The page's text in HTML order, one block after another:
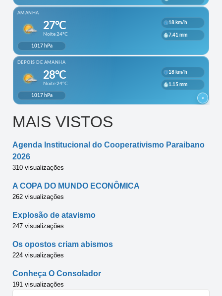
MAIS VISTOS
Agenda Institucional do Cooperativismo Paraibano
2026
310 visualizações
A COPA DO MUNDO ECONÔMICA
262 visualizações
Explosão de atavismo
247 visualizações
Os opostos criam abismos
224 visualizações
Conheça O Consolador
191 visualizações